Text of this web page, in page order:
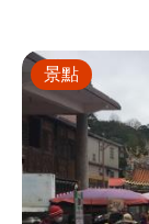
景點